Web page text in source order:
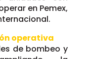
en Pemex,
operativa
de bombeo y